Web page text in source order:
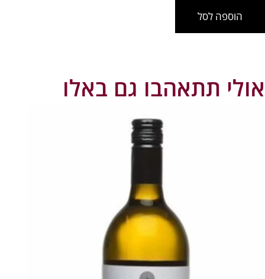
Tabu
750ml
הוספה לסל
אולי תתאהבו גם באלו